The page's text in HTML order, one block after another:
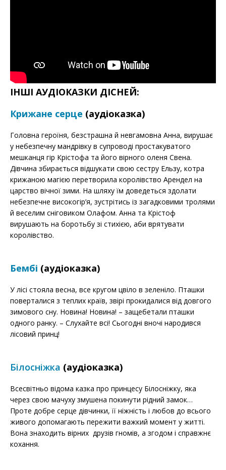
ІНШІ АУДІОКАЗКИ ДІСНЕЙ:
Крижане серце (аудіоказка)
Головна героїня, безстрашна й невгамовна Анна, вирушає
у небезпечну мандрівку в супроводі простакуватого
мешканця гір Крістофа та його вірного оленя Свена.
Дівчина збирається відшукати свою сестру Ельзу, котра
крижаною магією перетворила королівство Арендел на
царство вічної зими. На шляху їм доведеться здолати
небезпечне високогір’я, зустрітись із загадковими тролями
й веселим сніговиком Олафом. Анна та Крістоф
вирушають на боротьбу зі стихією, аби врятувати
королівство.
Бембі (аудіоказка)
У лісі стояла весна, все кругом цвіло в зеленіло. Пташки
поверталися з теплих країв, звірі прокидалися від довгого
зимового сну. Новина! Новина! – защебетали пташки
одного ранку. – Слухайте всі! Сьогодні вночі народився
лісовий принц!
Білосніжка (аудіоказка)
Всесвітньо відома казка про принцесу Білосніжку, яка
через свою мачуху змушена покинути рідний замок…
Проте добре серце дівчинки, її ніжність і любов до всього
живого допомагають пережити важкий момент у житті.
Вона знаходить вірних друзів гномів, а згодом і справжнє
кохання.